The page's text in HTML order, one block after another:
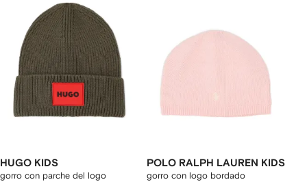
HUGO KIDS
gorro con parche del logo
POLO RALPH LAUREN KIDS
gorro con logo bordado